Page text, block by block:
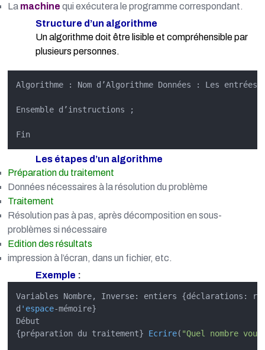
La machine qui exécutera le programme correspondant.
Structure d’un algorithme
Un algorithme doit être lisible et compréhensible par
plusieurs personnes.
Algorithme : Nom d’Algorithme Données : Les
Ensemble d’instructions ;
Fin
Les étapes d’un algorithme
Préparation du traitement
Données nécessaires à la résolution du problème
Traitement
Résolution pas à pas, après décomposition en sous-
problèmes si nécessaire
Edition des résultats
impression à l’écran, dans un fichier, etc.
Exemple :
Variables Nombre, Inverse: entiers {déclarations:
d 'espace-mémoire}
Début
{préparation du traitement} Ecrire( "Quel nombre